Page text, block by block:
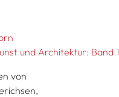
und Architektur: Band 1
von